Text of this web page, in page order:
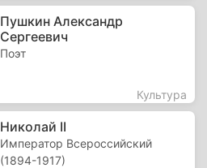
Пушкин Александр
Сергеевич
Поэт
Культура
Николай II
Император Всероссийский
(1894-1917)